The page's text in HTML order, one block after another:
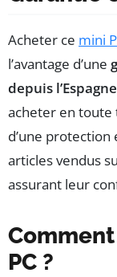
Acheter ce mini
l’avantage d’une
depuis l’Espagne
acheter en toute
d’une protection
articles vendus
assurant leur
PC ?